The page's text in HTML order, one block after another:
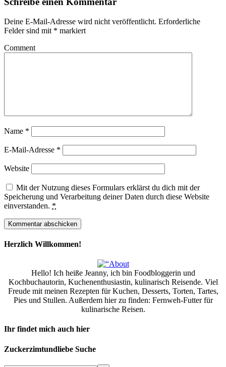
Deine E-Mail-Adresse wird nicht veröffentlicht. Erforderliche
Felder sind mit * markiert
Comment
Name *
E-Mail-Adresse *
Website
Mit der Nutzung dieses Formulars erklärst du dich mit der
Speicherung und Verarbeitung deiner Daten durch diese Website
einverstanden. *
Herzlich Willkommen!
Hello! Ich heiße Jeanny, ich bin Foodbloggerin und
Kochbuchautorin, Kuchenenthusiastin, kulinarisch Reisende. Viel
Freude mit meinen Rezepten für Kuchen, Desserts, Torten, Tartes,
Pies und Stullen. Außerdem hier zu finden: Fernweh-Futter für
kulinarische Reisen.
Ihr findet mich auch hier
Zuckerzimtundliebe Suche